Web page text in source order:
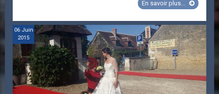
En savoir plus...
Jardins
Âmes
d'Artistes
édition
2016
06Juin
2015